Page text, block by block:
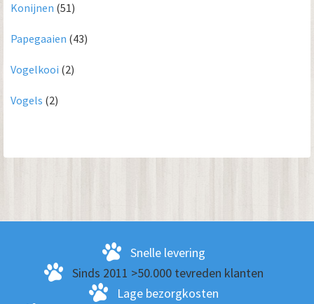
Konijnen (51)
Papegaaien (43)
Vogelkooi (2)
Vogels (2)
Snelle levering
Sinds 2011 >50.000 tevreden klanten
Lage bezorgkosten